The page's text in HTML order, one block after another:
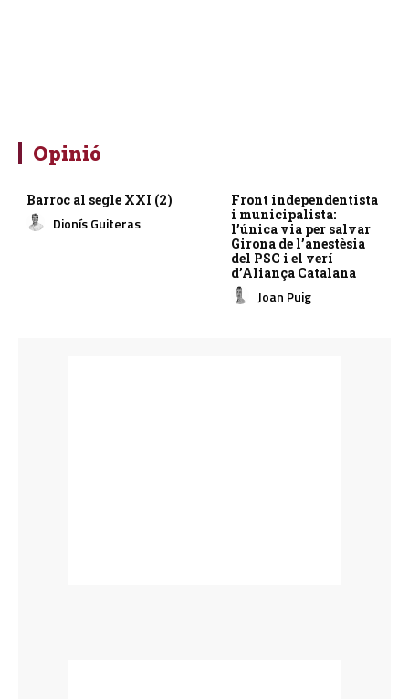
Opinió
Barroc al segle XXI (2)
Dionís Guiteras
Front independentista
i municipalista:
l’única via per salvar
Girona de l’anestèsia
del PSC i el verí
d’Aliança Catalana
Joan Puig